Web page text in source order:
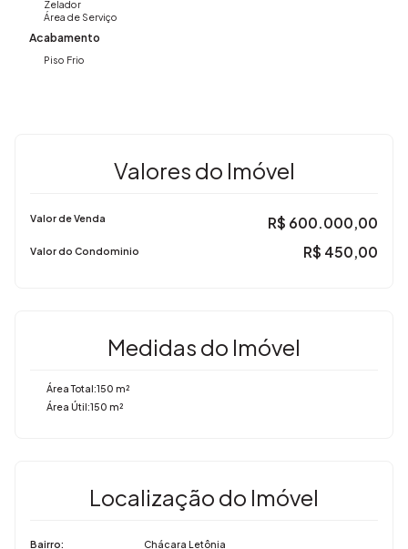
Zelador
Área de Serviço
Acabamento
Piso Frio
Valores do Imóvel
R$ 600.000,00
Valor de Venda
Valor do Condominio R$ 450,00
Medidas do Imóvel
Área Total:150 m²
Área Útil:150 m²
Localização do Imóvel
Bairro: Chácara Letônia